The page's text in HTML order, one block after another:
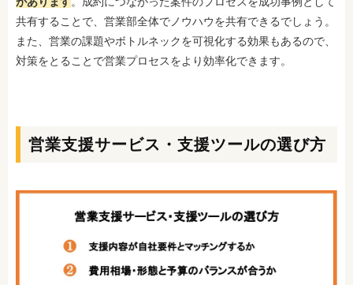
共有することで、営業部全体でノウハウを共有できるでしょう。
また、営業の課題やボトルネックを可視化する効果もあるので、
対策をとることで営業プロセスをより効率化できます。
営業支援サービス・支援ツールの選び方